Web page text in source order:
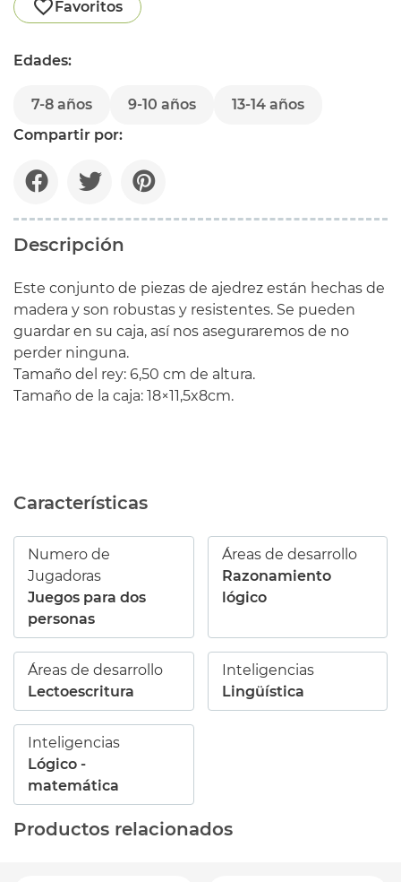
Favoritos
Edades:
7-8 años 9-10 años
13-14 años
Compartir por:
Descripción
Este conjunto de piezas de ajedrez están hechas de
madera y son robustas y resistentes. Se pueden
guardar en su caja, así nos aseguraremos de no
perder ninguna.
Tamaño del rey: 6,50 cm de altura.
Tamaño de la caja: 18×11,5x8cm.
Características
Numero de
Jugadoras
Juegos para dos
personas
Áreas de desarrollo
Razonamiento
lógico
Áreas de desarrollo
Lectoescritura
Inteligencias
Lingüística
Inteligencias
Lógico -
matemática
Productos relacionados